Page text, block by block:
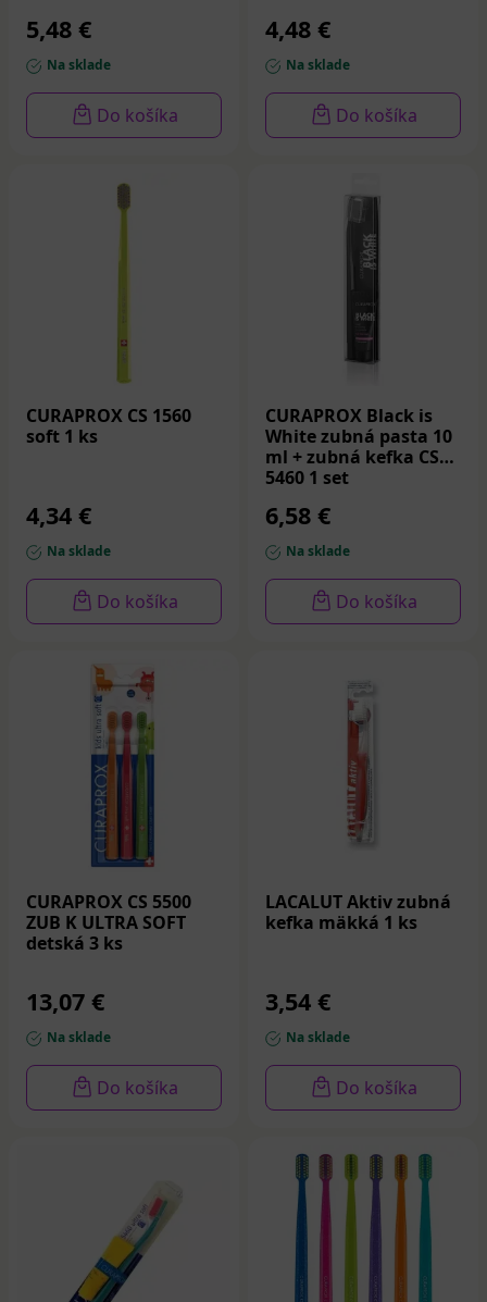
5,48 €
Na sklade
Do košíka
4,48 €
Na sklade
Do košíka
CURAPROX CS 1560
soft 1 ks
4,34 €
Na sklade
Do košíka
CURAPROX Black is
White zubná pasta 10
ml + zubná kefka CS
5460 1 set
6,58 €
Na sklade
Do košíka
CURAPROX CS 5500
ZUB K ULTRA SOFT
detská 3 ks
13,07 €
Na sklade
Do košíka
LACALUT Aktiv zubná
kefka mäkká 1 ks
3,54 €
Na sklade
Do košíka